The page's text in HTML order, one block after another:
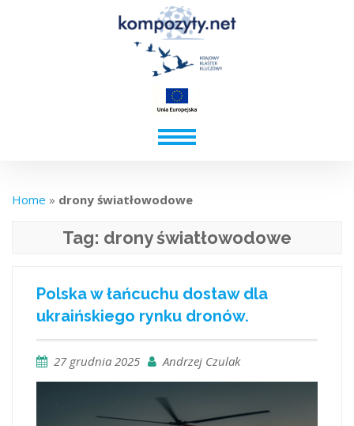
Home » drony światłowodowe
Tag: drony światłowodowe
Polska w łańcuchu dostaw dla
ukraińskiego rynku dronów.
27 grudnia 2025 Andrzej Czulak